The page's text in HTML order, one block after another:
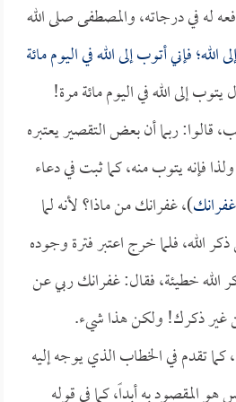
له في درجاته، والمصطفى صلى الله
الله؛ فإني أتوب إلى الله في اليوم مائة
إلى الله في اليوم مائة مرة!
قالوا: ربما أن بعض التقصير يعتبره
فإنه يتوب منه، كما ثبت في دعاء
غفرانك)، غفرانك من ماذا؟ لأنه لما
الله، فلما خرج اعتبر فترة وجوده
الله خطيئة، فقال: غفرانك ربي عن
ذكرك! ولكن هذا شيء.
كما تقدم في الخطاب الذي يوجه إليه